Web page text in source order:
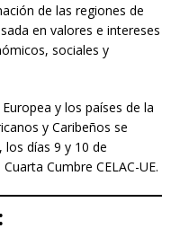
de las regiones de
en valores e intereses
sociales y
y los países de la
y Caribeños se
días 9 y 10 de
Cumbre CELAC-UE.